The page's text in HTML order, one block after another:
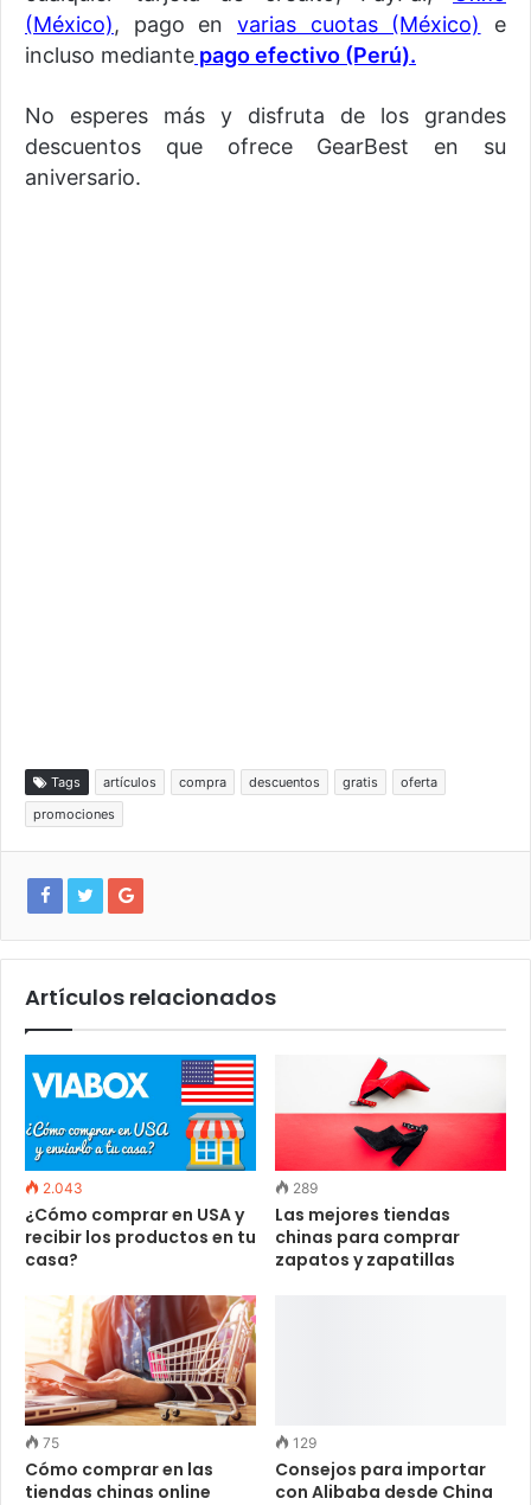
(México), pago en varias cuotas (México)
e
incluso mediante pago efectivo (Perú).
No esperes más y disfruta de los grandes
descuentos que ofrece GearBest en su
aniversario.
Tags artículos compra descuentos gratis
oferta
promociones
Artículos relacionados
2.043
¿Cómo comprar en USA y
recibir los productos en tu
casa?
289
Las mejores tiendas
chinas para comprar
zapatos y zapatillas
75
Cómo comprar en las
tiendas chinas online
129
Consejos para importar
con Alibaba desde China